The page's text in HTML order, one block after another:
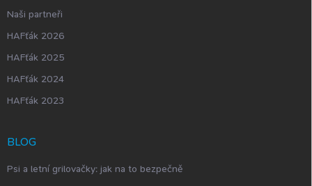
Naši partneři
HAFťák 2026
HAFťák 2025
HAFťák 2024
HAFťák 2023
BLOG
Psi a letní grilovačky: jak na to bezpečně